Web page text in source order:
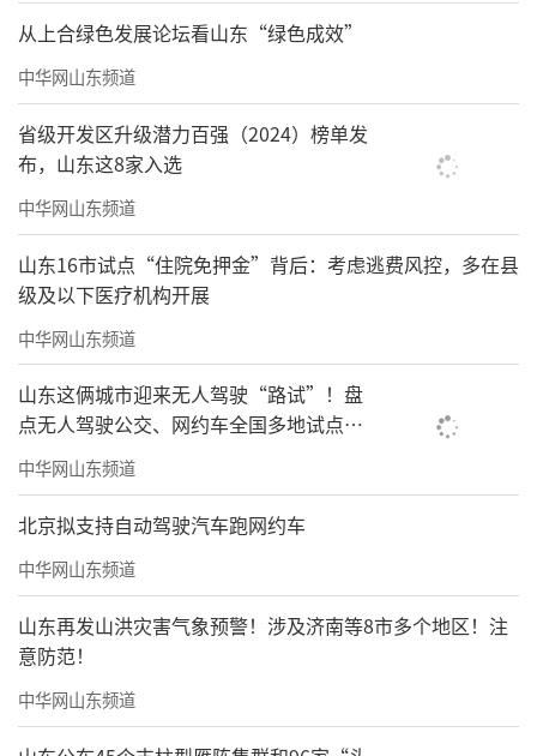
从上合绿色发展论坛看山东“绿色成效”
中华网山东频道
省级开发区升级潜力百强（2024）榜单发
布，山东这8家入选
中华网山东频道
山东16市试点“住院免押金”背后：考虑逃费风控，多在县
级及以下医疗机构开展
中华网山东频道
山东这俩城市迎来无人驾驶“路试”！盘
点无人驾驶公交、网约车全国多地试点之
路
中华网山东频道
北京拟支持自动驾驶汽车跑网约车
中华网山东频道
山东再发山洪灾害气象预警！涉及济南等8市多个地区！注
意防范！
中华网山东频道